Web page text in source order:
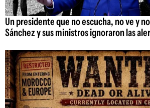
Un presidente que no escucha, no ve y
Sánchez y sus ministros ignoraron las